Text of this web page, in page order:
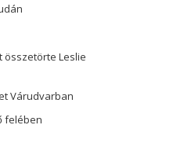
összetörte Leslie
Várudvarban
felében